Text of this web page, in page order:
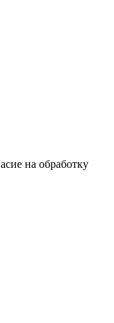
на обработку